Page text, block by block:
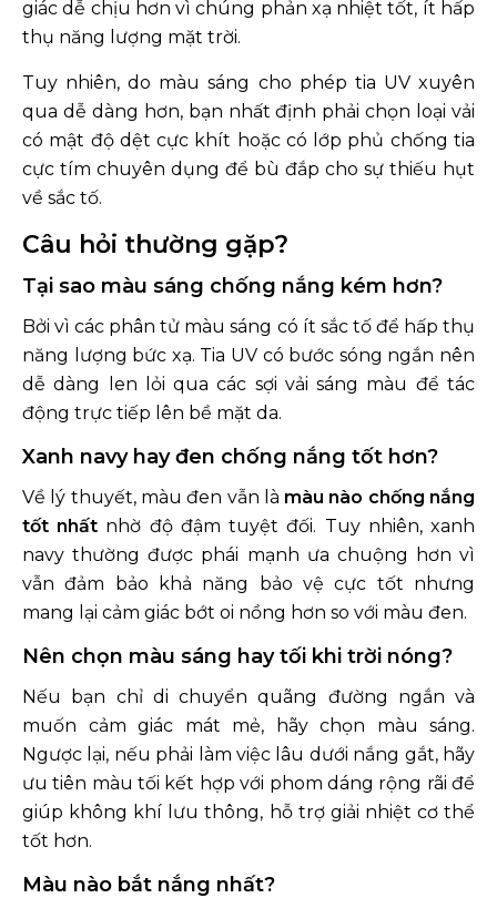
giác dễ chịu hơn vì chúng phản xạ nhiệt tốt, ít hấp
thụ năng lượng mặt trời.
Tuy nhiên, do màu sáng cho phép tia UV xuyên
qua dễ dàng hơn, bạn nhất định phải chọn loại vải
có mật độ dệt cực khít hoặc có lớp phủ chống tia
cực tím chuyên dụng để bù đắp cho sự thiếu hụt
về sắc tố.
Câu hỏi thường gặp?
Tại sao màu sáng chống nắng kém hơn?
Bởi vì các phân tử màu sáng có ít sắc tố để hấp thụ
năng lượng bức xạ. Tia UV có bước sóng ngắn nên
dễ dàng len lỏi qua các sợi vải sáng màu để tác
động trực tiếp lên bề mặt da.
Xanh navy hay đen chống nắng tốt hơn?
Về lý thuyết, màu đen vẫn là màu nào chống nắng
tốt nhất nhờ độ đậm tuyệt đối. Tuy nhiên, xanh
navy thường được phái mạnh ưa chuộng hơn vì
vẫn đảm bảo khả năng bảo vệ cực tốt nhưng
mang lại cảm giác bớt oi nồng hơn so với màu đen.
Nên chọn màu sáng hay tối khi trời nóng?
Nếu bạn chỉ di chuyển quãng đường ngắn và
muốn cảm giác mát mẻ, hãy chọn màu sáng.
Ngược lại, nếu phải làm việc lâu dưới nắng gắt, hãy
ưu tiên màu tối kết hợp với phom dáng rộng rãi để
giúp không khí lưu thông, hỗ trợ giải nhiệt cơ thể
tốt hơn.
Màu nào bắt nắng nhất?